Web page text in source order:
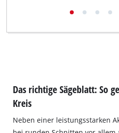
Das richtige Sägeblatt: So
Kreis
Neben einer leistungsstarken